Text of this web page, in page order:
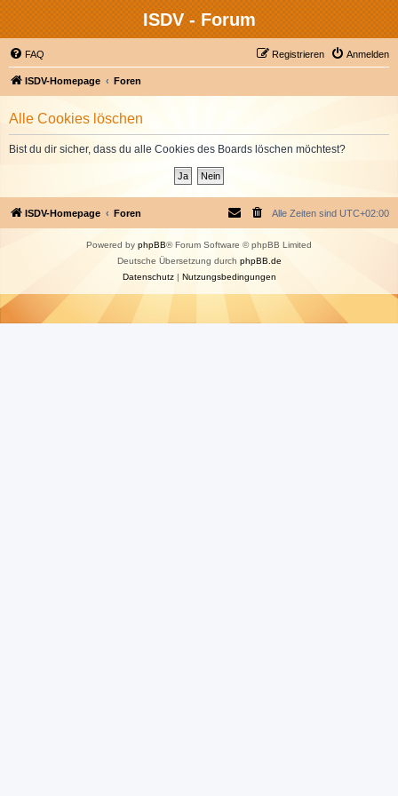
ISDV - Forum
FAQ Anmelden
Registrieren
ISDV-Homepage Foren
Alle Cookies löschen
Bist du dir sicher, dass du alle Cookies des Boards löschen möchtest?
ISDV-Homepage Foren Alle Zeiten sind UTC+02:00
Powered by phpBB® Forum Software © phpBB Limited
Deutsche Übersetzung durch phpBB.de
Datenschutz| Nutzungsbedingungen